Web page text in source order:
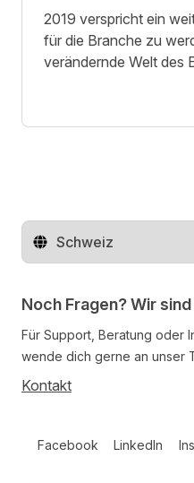
2019 verspricht ein
für die Branche zu
verändernde Welt des
Region ändern
Noch Fragen? Wir
Für Support, Beratung oder
wende dich gerne an unser
Kontakt
Facebook LinkedIn